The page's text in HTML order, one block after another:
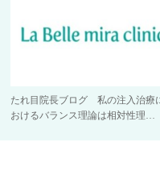
たれ目院長ブログ 私の注入治療
おけるバランス理論は相対性理…